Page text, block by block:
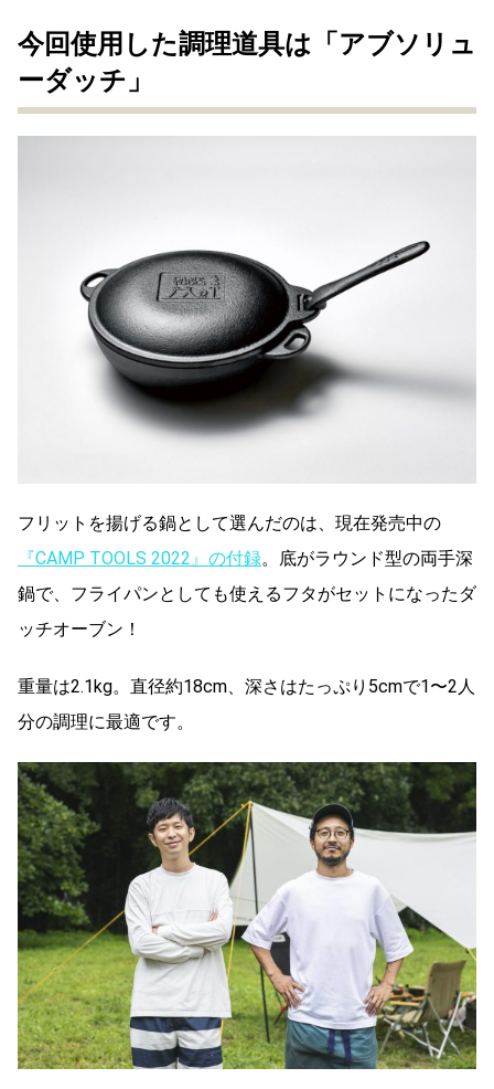
今回使用した調理道具は「アブソリュ
ーダッチ」
フリットを揚げる鍋として選んだのは、現在発売中の
『CAMP TOOLS 2022』の付録。底がラウンド型の両手深
鍋で、フライパンとしても使えるフタがセットになったダ
ッチオーブン！
重量は2.1kg。直径約18cm、深さはたっぷり5cmで1〜2人
分の調理に最適です。